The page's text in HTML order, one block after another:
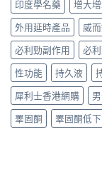
建
議〉
中
用
法
用
量
完
整
學〉
中
家
真
實
服
用
驗
與
安
印度學名藥
增大
外用延時產品
威
必利勁副作用
必
性功能
持久液
犀利士香港網購
睪固酮
睪固酮低下